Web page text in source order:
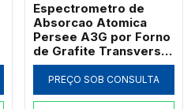
Espectrometro de
Absorcao Atomica
Persee A3G por Forno
de Grafite Transversal
com Correcao D2 e SR
PREÇO SOB CONSULTA